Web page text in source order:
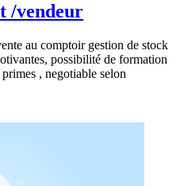
/vendeur
au comptoir gestion de stock
possibilité de formation
, negotiable selon